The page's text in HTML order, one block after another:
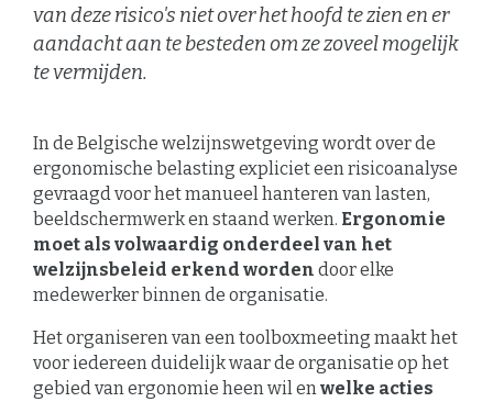
van deze risico's niet over het hoofd te zien en er
aandacht aan te besteden om ze zoveel mogelijk
te vermijden.
In de Belgische welzijnswetgeving wordt over de
ergonomische belasting expliciet een risicoanalyse
gevraagd voor het manueel hanteren van lasten,
beeldschermwerk en staand werken. Ergonomie
moet als volwaardig onderdeel van het
welzijnsbeleid erkend worden door elke
medewerker binnen de organisatie.
Het organiseren van een toolboxmeeting maakt het
voor iedereen duidelijk waar de organisatie op het
gebied van ergonomie heen wil enwelke acties